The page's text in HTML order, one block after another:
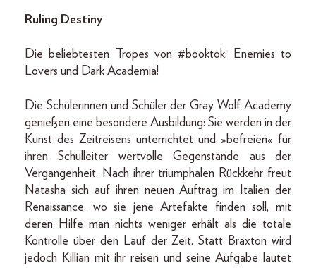
Ruling Destiny
Die beliebtesten Tropes von #booktok: Enemies to
Lovers und Dark Academia!
Die Schülerinnen und Schüler der Gray Wolf Academy
genießen eine besondere Ausbildung: Sie werden in der
Kunst des Zeitreisens unterrichtet und »befreien« für
ihren Schulleiter wertvolle Gegenstände aus der
Vergangenheit. Nach ihrer triumphalen Rückkehr freut
Natasha sich auf ihren neuen Auftrag im Italien der
Renaissance, wo sie jene Artefakte finden soll, mit
deren Hilfe man nichts weniger erhält als die totale
Kontrolle über den Lauf der Zeit. Statt Braxton wird
jedoch Killian mit ihr reisen und seine Aufgabe lautet